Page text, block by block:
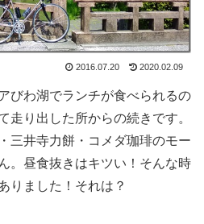
2016.07.20 2020.02.09
びわ湖でランチが食べられるの
走り出した所からの続きです。
三井寺力餅・コメダ珈琲のモー
。昼食抜きはキツい！そんな時
りました！それは？